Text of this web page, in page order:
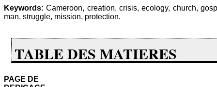
Keywords: Cameroon, creation, crisis, ecology, church,
man, struggle, mission, protection.
TABLE DES MATIERES
PAGE DE